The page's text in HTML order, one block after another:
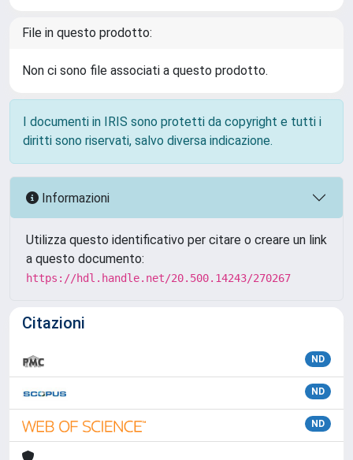
File in questo prodotto:
Non ci sono file associati a questo prodotto.
I documenti in IRIS sono protetti da copyright e tutti i
diritti sono riservati, salvo diversa indicazione.
Informazioni
Utilizza questo identificativo per citare o creare un link
a questo documento:
https://hdl.handle.net/20.500.14243/270267
Citazioni
ND
ND
ND